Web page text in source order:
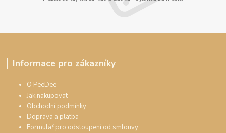
Informace pro zákazníky
O PeeDee
Jak nakupovat
Obchodní podmínky
Doprava a platba
Formulář pro odstoupení od smlouvy